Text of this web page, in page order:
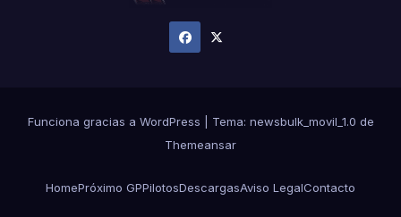
Funciona gracias a WordPress Tema: newsbulk_movil_1.0 de
Themeansar
HomePróximo GPPilotosDescargasAviso LegalContacto